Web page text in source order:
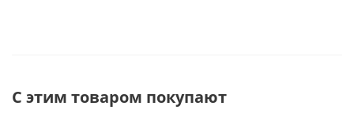
С этим товаром покупают